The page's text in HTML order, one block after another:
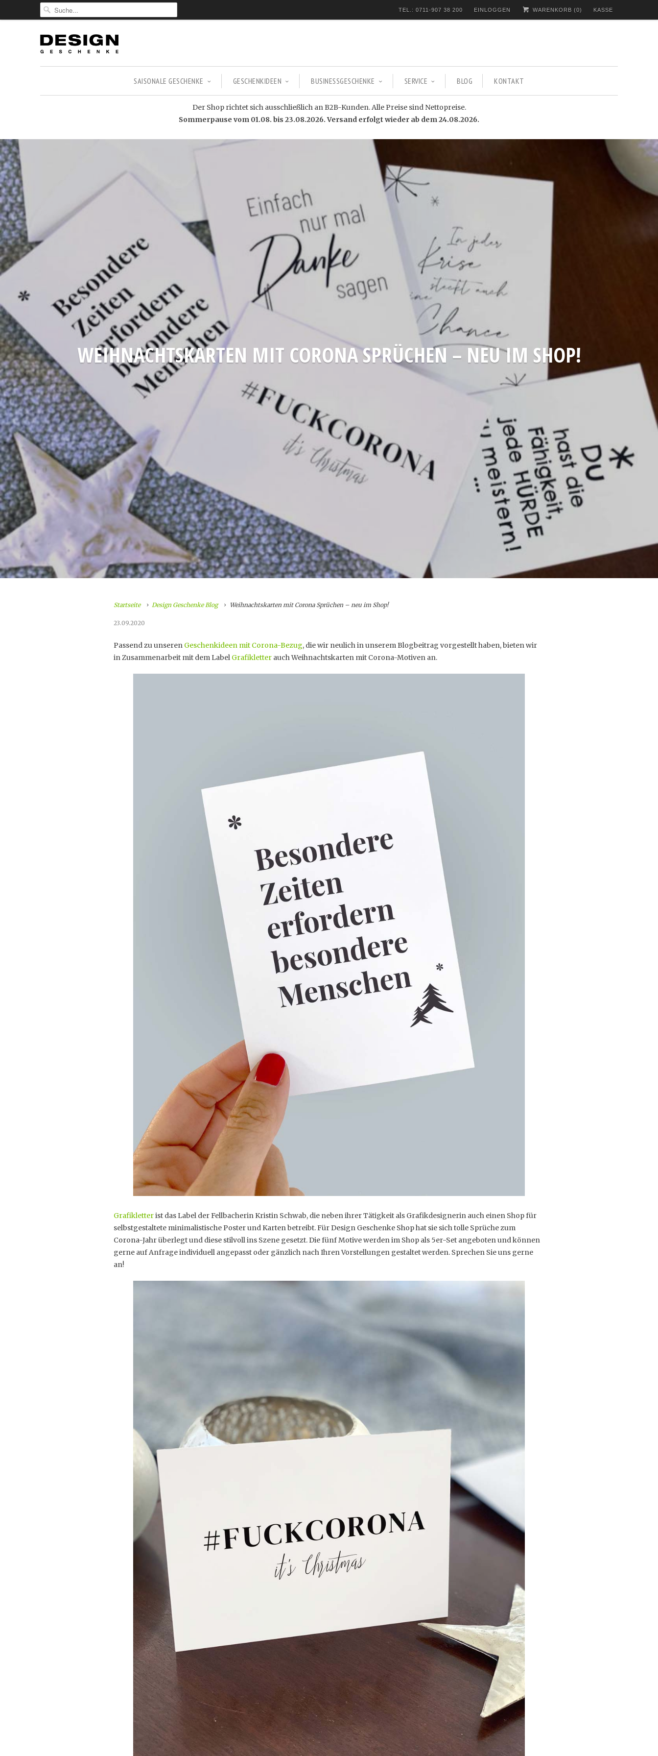
TEL.: 0711-907 38 200 EINLOGGEN WARENKORB (0) KASSE
SAISONALE GESCHENKE GESCHENKIDEEN BUSINESSGESCHENKE SERVICE BLOG KONTAKT
Der Shop richtet sich ausschließlich an B2B-Kunden. Alle Preise sind Nettopreise.
Sommerpause vom 01.08. bis 23.08.2026. Versand erfolgt wieder ab dem 24.08.2026.
WEIHNACHTSKARTEN MIT CORONA SPRÜCHEN – NEU IM SHOP!
Startseite Design Geschenke Blog Weihnachtskarten mit Corona Sprüchen – neu im Shop!
23.09.2020
Passend zu unseren Geschenkideen mit Corona-Bezug, die wir neulich in unserem Blogbeitrag vorgestellt haben, bieten wir
in Zusammenarbeit mit dem Label Grafikletter auch Weihnachtskarten mit Corona-Motiven an.
Grafikletterist das Label der Fellbacherin Kristin Schwab, die neben ihrer Tätigkeit als Grafikdesignerin auch einen Shop für
selbstgestaltete minimalistische Poster und Karten betreibt. Für Design Geschenke Shop hat sie sich tolle Sprüche zum
Corona-Jahr überlegt und diese stilvoll ins Szene gesetzt. Die fünf Motive werden im Shop als 5er-Set angeboten und können
gerne auf Anfrage individuell angepasst oder gänzlich nach Ihren Vorstellungen gestaltet werden. Sprechen Sie uns gerne
an!